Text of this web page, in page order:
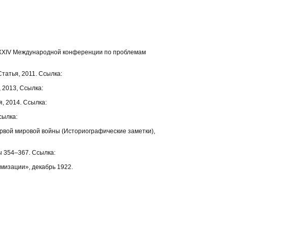
Международной конференции по проблемам
2011. Ссылка:
2013, Ссылка:
2014. Ссылка:
мировой войны (Историографические заметки),
354–367. Ссылка:
декабрь 1922.